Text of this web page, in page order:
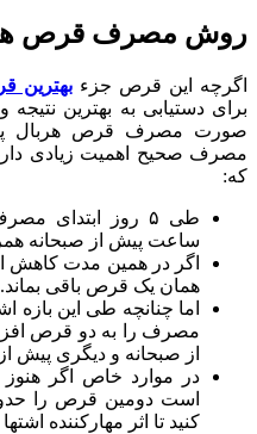
روش مصرف قرص
اگرچه این قرص جزءبهترین
برای دستیابی به بهترین
صورت مصرف قرص هربال
مصرف صحیح اهمیت زیادی
که:
طی ۵ روز
ساعت پیش از صبحانه
اگر در همین مدت
همان یک قرص باقی بماند.
اما چنانچه طی این بازه
مصرف را به دو قرص
از صبحانه و دیگری پیش
در موارد خاص اگر
است دومین قرص را
کنید تا اثر مهارکننده